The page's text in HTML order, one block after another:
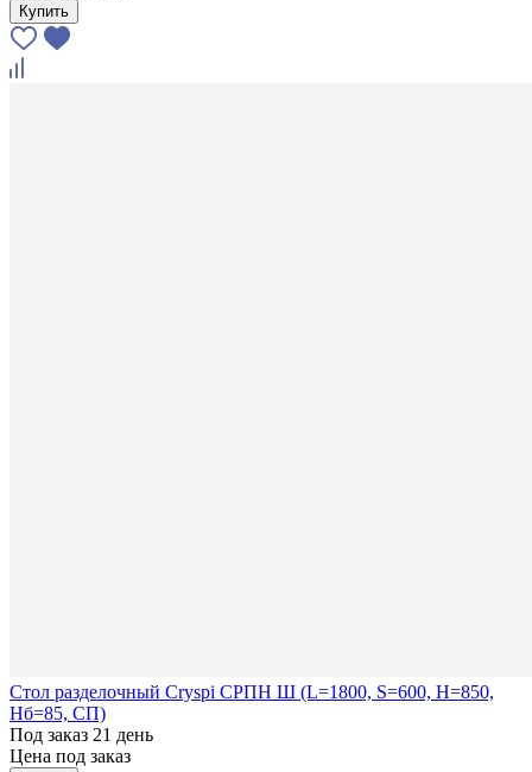
Купить
Стол разделочный Cryspi СРПН Ш (L=1800, S=600, H=850,
Hб=85, СП)
Под заказ 21 день
Цена под заказ